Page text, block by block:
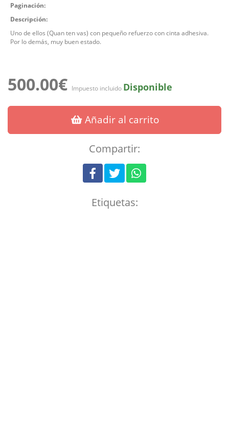
Paginación:
Descripción:
Uno de ellos (Quan ten vas) con pequeño refuerzo con cinta adhesiva.
Por lo demás, muy buen estado.
500.00€ Impuesto incluido Disponible
Añadir al carrito
Compartir:
Etiquetas: